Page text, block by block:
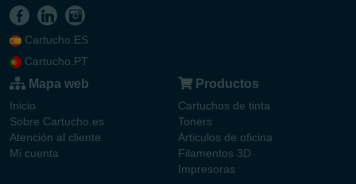
Cartucho.ES
Cartucho.PT
Mapa web
Inicio
Sobre Cartucho.es
Atención al cliente
Mi cuenta
Productos
Cartuchos de tinta
Toners
Articulos de oficina
Filamentos 3D
Impresoras